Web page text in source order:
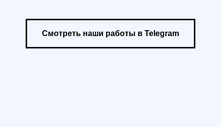
Смотреть наши работы в Telegram